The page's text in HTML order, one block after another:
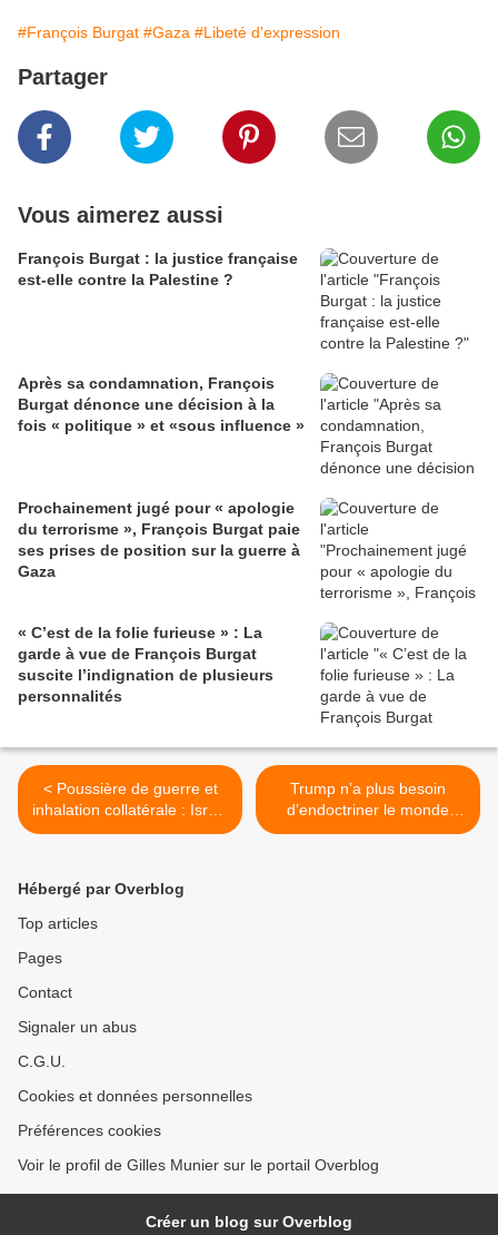
#François Burgat #Gaza #Libeté d'expression
Partager
Vous aimerez aussi
François Burgat : la justice française
est-elle contre la Palestine ?
Après sa condamnation, François
Burgat dénonce une décision à la
fois « politique » et «sous influence »
Prochainement jugé pour « apologie
du terrorisme », François Burgat paie
ses prises de position sur la guerre à
Gaza
« C’est de la folie furieuse » : La
garde à vue de François Burgat
suscite l’indignation de plusieurs
personnalités
< Poussière de guerre et
inhalation collatérale : Israël
respire la poussière de
Trump n’a plus besoin
d’endoctriner le monde
entier, seulement les
Hébergé par Overblog
Top articles
Pages
Contact
Signaler un abus
C.G.U.
Cookies et données personnelles
Préférences cookies
Voir le profil de Gilles Munier sur le portail Overblog
Créer un blog sur Overblog